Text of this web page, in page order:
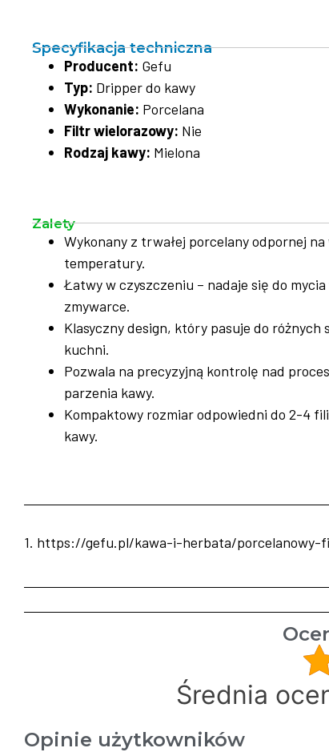
Specyfikacja techniczna
Producent: Gefu
Typ: Dripper do kawy
Wykonanie: Porcelana
Filtr wielorazowy: Nie
Rodzaj kawy: Mielona
Zalety
Wykonany z trwałej porcelany odpornej na
temperatury.
Łatwy w czyszczeniu – nadaje się do mycia
zmywarce.
Klasyczny design, który pasuje do różnych
kuchni.
Pozwala na precyzyjną kontrolę nad
parzenia kawy.
Kompaktowy rozmiar odpowiedni do 2-4
kawy.
1. https://gefu.pl/kawa-i-herbata/porcelanowy-
Średnia
Opinie użytkowników